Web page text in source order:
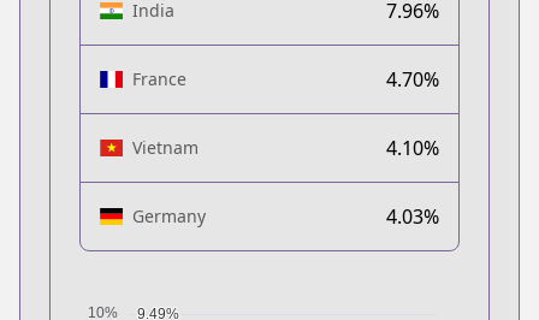
India 7.96%
France 4.70%
Vietnam 4.10%
Germany 4.03%